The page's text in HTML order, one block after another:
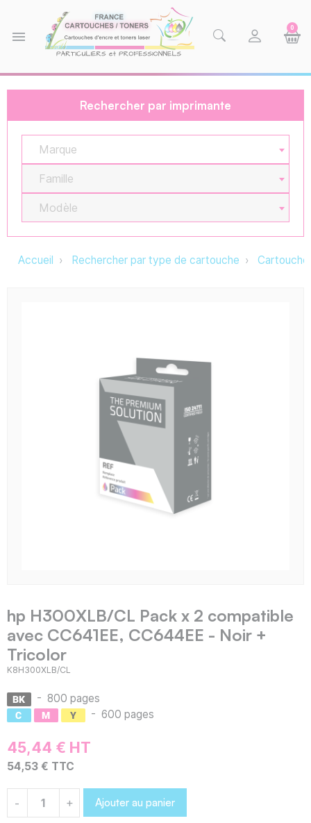
menu
0
Rechercher par imprimante
Marque
Famille
Modèle
Accueil Rechercher par type de cartouche
hp H300XLB/CL Pack x 2 compatible
avec CC641EE, CC644EE - Noir +
Tricolor
K8H300XLB/CL
- 800 pages
- 600 pages
45,44 € HT
54,53 € TTC
- + Ajouter au panier